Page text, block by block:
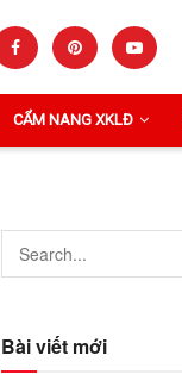
CẨM NANG XKLĐ
Bài viết mới